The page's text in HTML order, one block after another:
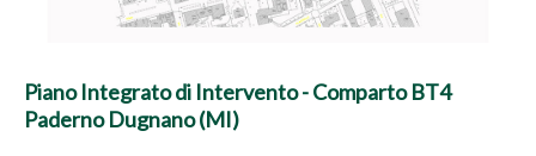
Piano Integrato di Intervento - Comparto BT4
Paderno Dugnano (MI)